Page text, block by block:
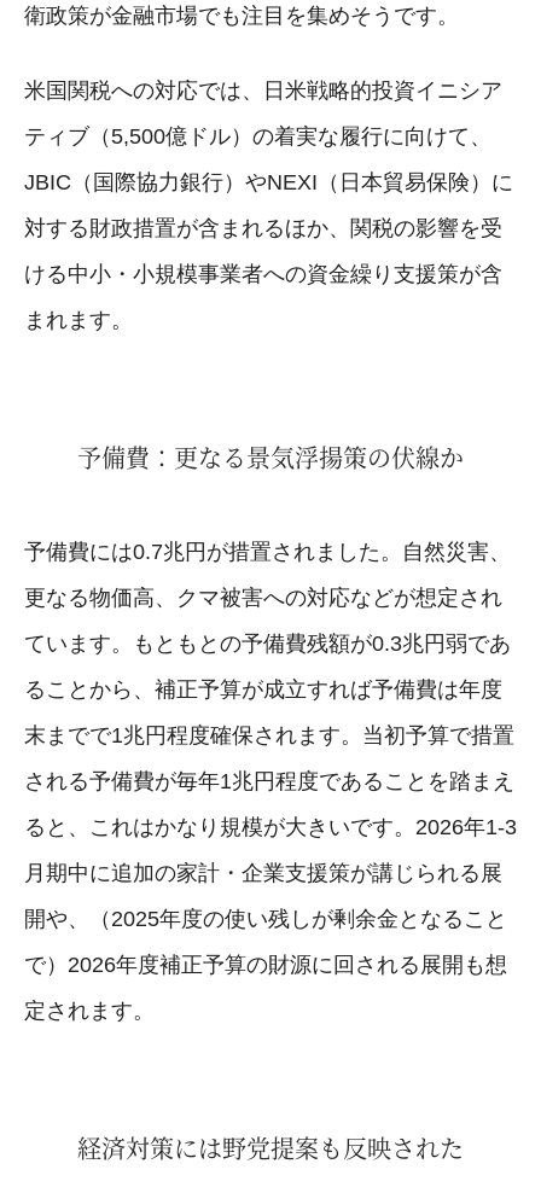
衛政策が金融市場でも注目を集めそうです。
米国関税への対応では、日米戦略的投資イニシア
ティブ（5,500億ドル）の着実な履行に向けて、
JBIC（国際協力銀行）やNEXI（日本貿易保険）に
対する財政措置が含まれるほか、関税の影響を受
ける中小・小規模事業者への資金繰り支援策が含
まれます。
予備費：更なる景気浮揚策の伏線か
予備費には0.7兆円が措置されました。自然災害、
更なる物価高、クマ被害への対応などが想定され
ています。もともとの予備費残額が0.3兆円弱であ
ることから、補正予算が成立すれば予備費は年度
末までで1兆円程度確保されます。当初予算で措置
される予備費が毎年1兆円程度であることを踏まえ
ると、これはかなり規模が大きいです。2026年1-3
月期中に追加の家計・企業支援策が講じられる展
開や、（2025年度の使い残しが剰余金となること
で）2026年度補正予算の財源に回される展開も想
定されます。
経済対策には野党提案も反映された